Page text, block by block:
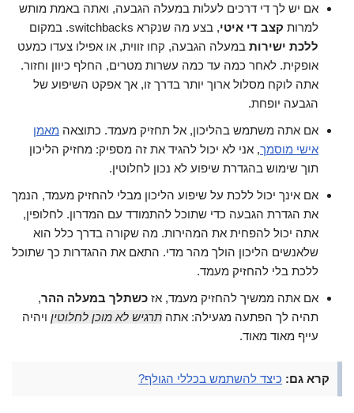
אם יש לך די דרכים לעלות במעלה הגבעה, ואתה באמת מותש
למרות קצב די איטי, בצע מה שנקרא switchbacks. במקום
ללכת ישירות במעלה הגבעה, קחו זווית, או אפילו צעדו כמעט
אופקית. לאחר כמה עד כמה עשרות מטרים, החלף כיוון וחזור.
אתה לוקח מסלול ארוך יותר בדרך זו, אך אפקט השיפוע של
הגבעה יופחת.
אם אתה משתמש בהליכון, אל תחזיק מעמד. כתוצאה מאמן
אישי מוסמך, אני לא יכול להגיד את זה מספיק: מחזיק הליכון
תוך שימוש בהגדרת שיפוע לא נכון לחלוטין.
אם אינך יכול ללכת על שיפוע הליכון מבלי להחזיק מעמד, הנמך
את הגדרת הגבעה כדי שתוכל להתמודד עם המדרון. לחלופין,
אתה יכול להפחית את המהירות. מה שקורה בדרך כלל הוא
שלאנשים הליכון הולך מהר מדי. התאם את ההגדרות כך שתוכל
ללכת בלי להחזיק מעמד.
אם אתה ממשיך להחזיק מעמד, אז כשתלך במעלה ההר,
תהיה לך הפתעה מגעילה: אתה תרגיש לא מוכן לחלוטין ויהיה
עייף מאוד מאוד.
קרא גם: כיצד להשתמש בכללי הגולף?